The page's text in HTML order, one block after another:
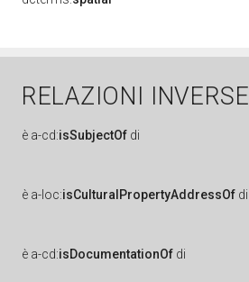
RELAZIONI INVERSE
è a-cd:isSubjectOf di
è a-loc:isCulturalPropertyAddressOf di
è a-cd:isDocumentationOf di